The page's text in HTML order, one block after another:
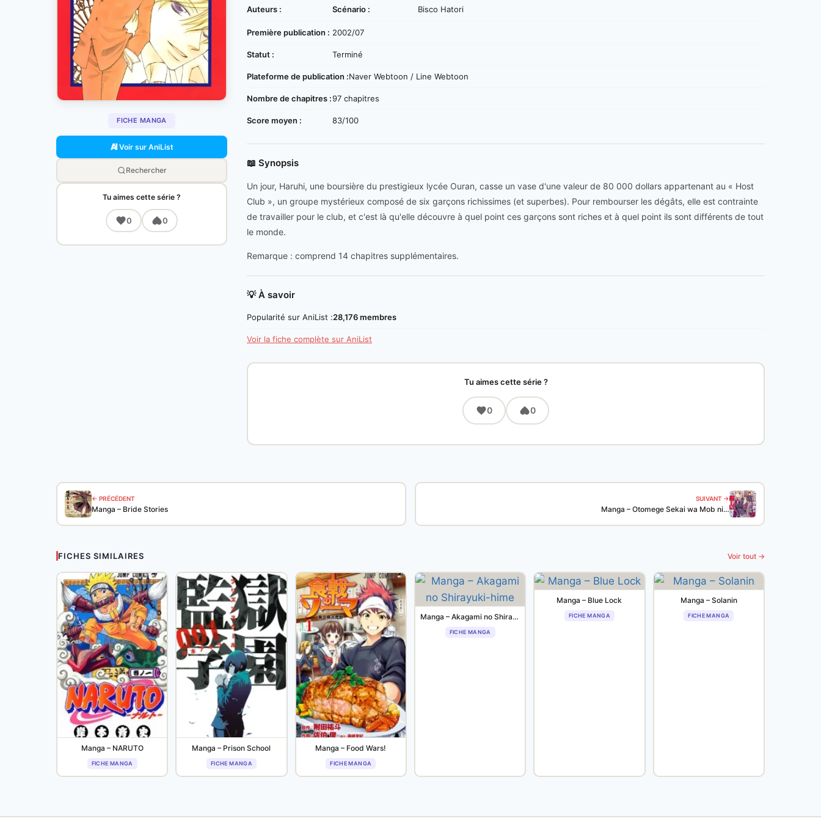
FICHE MANGA
Voir sur AniList
Rechercher
Tu aimes cette série ?
0 0
Auteurs : Scénario : Bisco Hatori
Première publication : 2002/07
Statut : Terminé
Plateforme de publication :Naver Webtoon / Line Webtoon
Nombre de chapitres :97 chapitres
Score moyen : 83/100
📖 Synopsis
Un jour, Haruhi, une boursière du prestigieux lycée Ouran, casse un vase d'une valeur de 80 000 dollars appartenant au « Host
Club », un groupe mystérieux composé de six garçons richissimes (et superbes). Pour rembourser les dégâts, elle est contrainte
de travailler pour le club, et c'est là qu'elle découvre à quel point ces garçons sont riches et à quel point ils sont différents de tout
le monde.
Remarque : comprend 14 chapitres supplémentaires.
💡 À savoir
Popularité sur AniList :28,176 membres
Voir la fiche complète sur AniList
Tu aimes cette série ?
0 0
← PRÉCÉDENT
Manga – Bride Stories
SUIVANT →
Manga – Otomege Sekai wa Mob ni…
FICHES SIMILAIRES Voir tout →
Manga – NARUTO
FICHE MANGA
Manga – Prison School
FICHE MANGA
Manga – Food Wars!
FICHE MANGA
Manga – Akagami no Shirayuki-hime
FICHE MANGA
Manga – Blue Lock
FICHE MANGA
Manga – Solanin
FICHE MANGA